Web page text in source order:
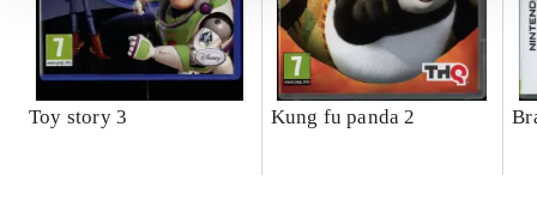
Toy story 3 Kung fu panda 2